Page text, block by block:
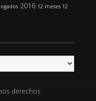
2016 12 meses 12
derechos